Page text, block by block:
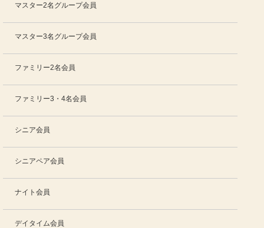
マスター2名グループ会員
マスター3名グループ会員
ファミリー2名会員
ファミリー3・4名会員
シニア会員
シニアペア会員
ナイト会員
デイタイム会員